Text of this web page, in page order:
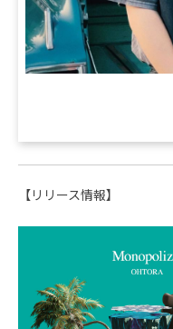
【リリース情報】